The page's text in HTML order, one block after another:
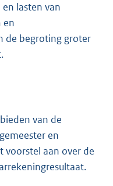
lasten van
en
de begroting groter
van de
en
voorstel aan over de